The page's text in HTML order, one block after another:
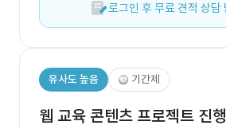
로그인 후 무료 견적 상담
유사도 높음 기간제
웹 교육 콘텐츠 프로젝트 진